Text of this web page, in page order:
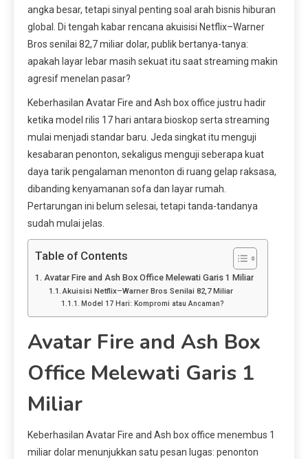
angka besar, tetapi sinyal penting soal arah bisnis hiburan
global. Di tengah kabar rencana akuisisi Netflix–Warner
Bros senilai 82,7 miliar dolar, publik bertanya-tanya:
apakah layar lebar masih sekuat itu saat streaming makin
agresif menelan pasar?
Keberhasilan Avatar Fire and Ash box office justru hadir
ketika model rilis 17 hari antara bioskop serta streaming
mulai menjadi standar baru. Jeda singkat itu menguji
kesabaran penonton, sekaligus menguji seberapa kuat
daya tarik pengalaman menonton di ruang gelap raksasa,
dibanding kenyamanan sofa dan layar rumah.
Pertarungan ini belum selesai, tetapi tanda-tandanya
sudah mulai jelas.
Table of Contents
Avatar Fire and Ash Box Office Melewati Garis 1 Miliar
Akuisisi Netflix–Warner Bros Senilai 82,7 Miliar
Model 17 Hari: Kompromi atau Ancaman?
Avatar Fire and Ash Box
Office Melewati Garis 1
Miliar
Keberhasilan Avatar Fire and Ash box office menembus 1
miliar dolar menunjukkan satu pesan lugas: penonton